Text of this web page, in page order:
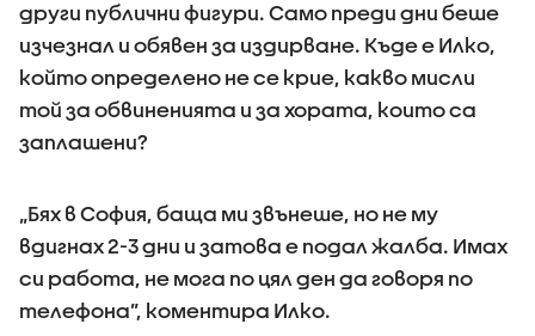
други публични фигури. Само преди дни беше
изчезнал и обявен за издирване. Къде е Илко,
който определено не се крие, какво мисли
той за обвиненията и за хората, които са
заплашени?
„Бях в София, баща ми звънеше, но не му
вдигнах 2-3 дни и затова е подал жалба. Имах
си работа, не мога по цял ден да говоря по
телефона”, коментира Илко.